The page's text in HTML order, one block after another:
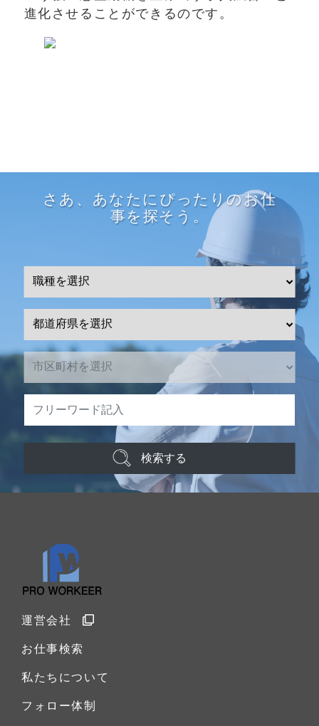
進化させることができるのです。
さあ、あなたにぴったりのお仕
事を探そう。
検索する
運営会社
お仕事検索
私たちについて
フォロー体制